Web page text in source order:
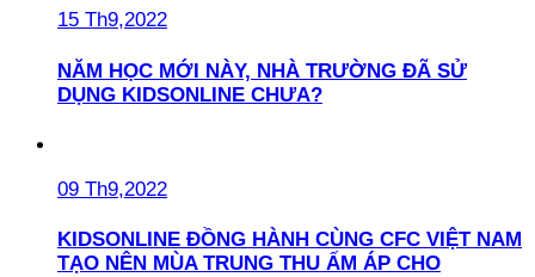
15 Th9,2022
NĂM HỌC MỚI NÀY, NHÀ TRƯỜNG ĐÃ SỬ
DỤNG KIDSONLINE CHƯA?
09 Th9,2022
KIDSONLINE ĐỒNG HÀNH CÙNG CFC VIỆT NAM
TẠO NÊN MÙA TRUNG THU ẤM ÁP CHO